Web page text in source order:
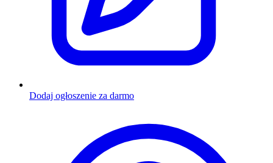
Dodaj ogłoszenie za darmo